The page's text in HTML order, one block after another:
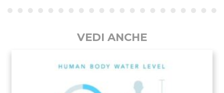
VEDI ANCHE